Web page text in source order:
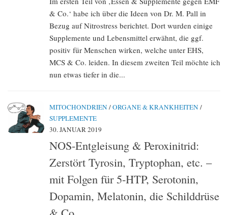
& Co.‘ habe ich über die Ideen von Dr. M. Pall in
Bezug auf Nitrostress berichtet. Dort wurden einige
Supplemente und Lebensmittel erwähnt, die ggf.
positiv für Menschen wirken, welche unter EHS,
MCS & Co. leiden. In diesem zweiten Teil möchte ich
nun etwas tiefer in die...
MITOCHONDRIEN /ORGANE & KRANKHEITEN /
SUPPLEMENTE
30. JANUAR 2019
NOS-Entgleisung & Peroxinitrid:
Zerstört Tyrosin, Tryptophan, etc. –
mit Folgen für 5-HTP, Serotonin,
Dopamin, Melatonin, die Schilddrüse